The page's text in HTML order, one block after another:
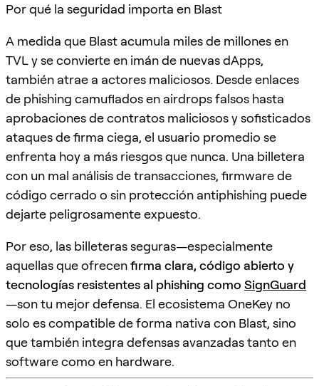
Por qué la seguridad importa en Blast
A medida que Blast acumula miles de millones en
TVL y se convierte en imán de nuevas dApps,
también atrae a actores maliciosos. Desde enlaces
de phishing camuflados en airdrops falsos hasta
aprobaciones de contratos maliciosos y sofisticados
ataques de firma ciega, el usuario promedio se
enfrenta hoy a más riesgos que nunca. Una billetera
con un mal análisis de transacciones, firmware de
código cerrado o sin protección antiphishing puede
dejarte peligrosamente expuesto.
Por eso, las billeteras seguras—especialmente
aquellas que ofrecenfirma clara, código abierto y
tecnologías resistentes al phishing como SignGuard
—son tu mejor defensa. El ecosistema OneKey no
solo es compatible de forma nativa con Blast, sino
que también integra defensas avanzadas tanto en
software como en hardware.